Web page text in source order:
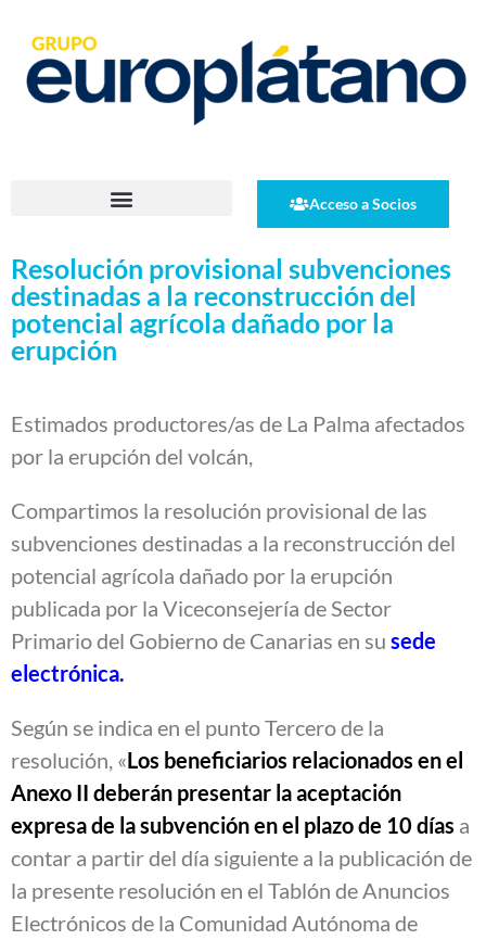
Acceso a Socios
Resolución provisional subvenciones
destinadas a la reconstrucción del
potencial agrícola dañado por la
erupción
Estimados productores/as de La Palma afectados
por la erupción del volcán,
Compartimos la resolución provisional de las
subvenciones destinadas a la reconstrucción del
potencial agrícola dañado por la erupción
publicada por la Viceconsejería de Sector
Primario del Gobierno de Canarias en su sede
electrónica.
Según se indica en el punto Tercero de la
resolución, «Los beneficiarios relacionados en el
Anexo II deberán presentar la aceptación
expresa de la subvención en el plazo de 10 días a
contar a partir del día siguiente a la publicación de
la presente resolución en el Tablón de Anuncios
Electrónicos de la Comunidad Autónoma de